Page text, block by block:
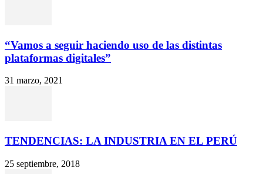
“Vamos a seguir haciendo uso de las distintas
plataformas digitales”
31 marzo, 2021
TENDENCIAS: LA INDUSTRIA EN EL PERÚ
25 septiembre, 2018